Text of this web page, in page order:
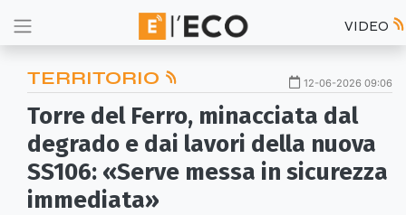
VIDEO
TERRITORIO 12-06-2026 09:06
Torre del Ferro, minacciata dal
degrado e dai lavori della nuova
SS106: «Serve messa in sicurezza
immediata»